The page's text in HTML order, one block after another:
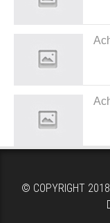
© COPYRIGHT 2018